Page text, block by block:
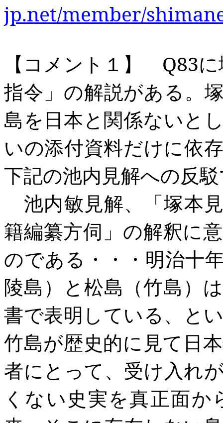
jp.net/member/
【コメント１】 Q83
指令」の解説がある。
島を日本と関係ないと
いの添付資料だけに依
下記の池内見解への反
池内敏見解、「塚本
籍編纂方伺」の解釈に
のである・・・明治十
陵島）と松島（竹島）
書で表明している、と
竹島が歴史的に見て日
者にとって、受け入れ
くない史実を真正面